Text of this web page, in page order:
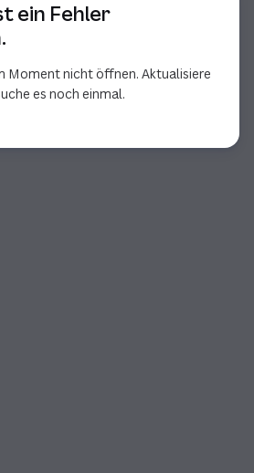
ein Fehler
Moment nicht öffnen. Aktualisiere
es noch einmal.